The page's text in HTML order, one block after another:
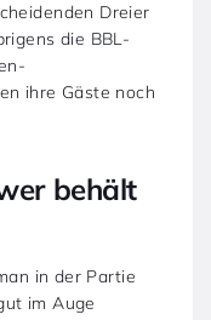
Dreier
die BBL-
ihre Gäste noch
behält
in der Partie
im Auge